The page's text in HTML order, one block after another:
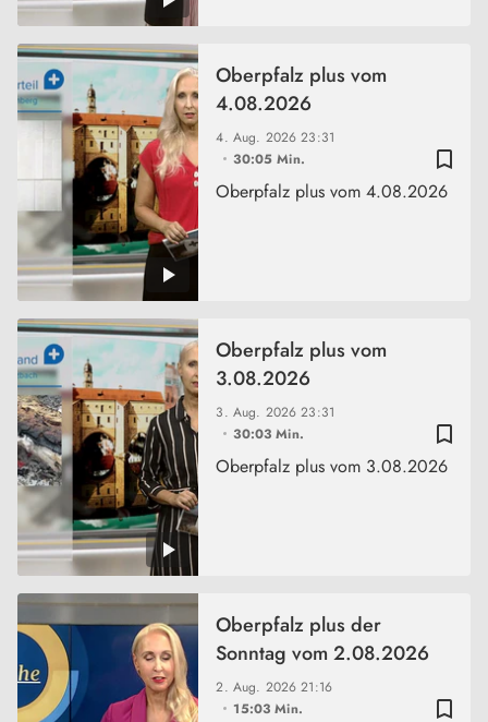
bookmark_border
4. Aug. 202623:31
30:05 Min.
Oberpfalz plus vom
4.08.2026
Oberpfalz plus vom 4.08.2026
bookmark_border
3. Aug. 202623:31
30:03 Min.
Oberpfalz plus vom
3.08.2026
Oberpfalz plus vom 3.08.2026
bookmark_border
2. Aug. 202621:16
15:03 Min.
Oberpfalz plus der
Sonntag vom 2.08.2026